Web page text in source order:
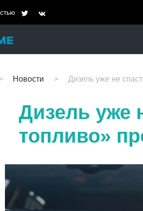
Новости Дизель уже не
Дизель уже
топливо»